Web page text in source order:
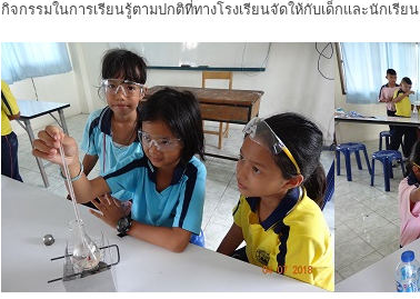
กิจกรรมในการเรียนรู้ตามปกติที่ทางโรงเรียนจัดให้กับเด็กและนักเรียน